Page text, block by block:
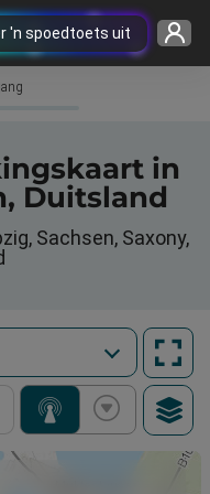
'n spoedtoets uit
in
Duitsland
Sachsen, Saxony,